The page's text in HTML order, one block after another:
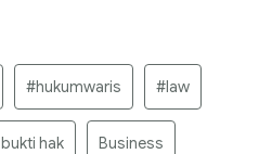
#hukumwaris #law
bukti hak Business